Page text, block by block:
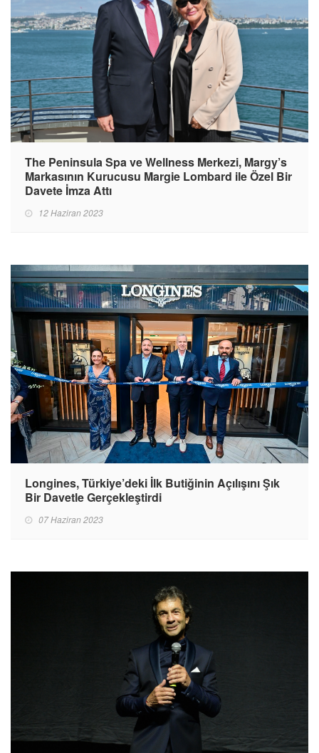
The Peninsula Spa ve Wellness Merkezi, Margy’s
Markasının Kurucusu Margie Lombard ile Özel Bir
Davete İmza Attı
12 Haziran 2023
Longines, Türkiye’deki İlk Butiğinin Açılışını Şık
Bir Davetle Gerçekleştirdi
07 Haziran 2023